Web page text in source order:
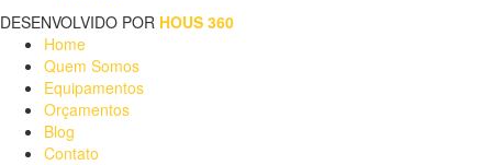
DESENVOLVIDO POR HOUS 360
Home
Quem Somos
Equipamentos
Orçamentos
Blog
Contato